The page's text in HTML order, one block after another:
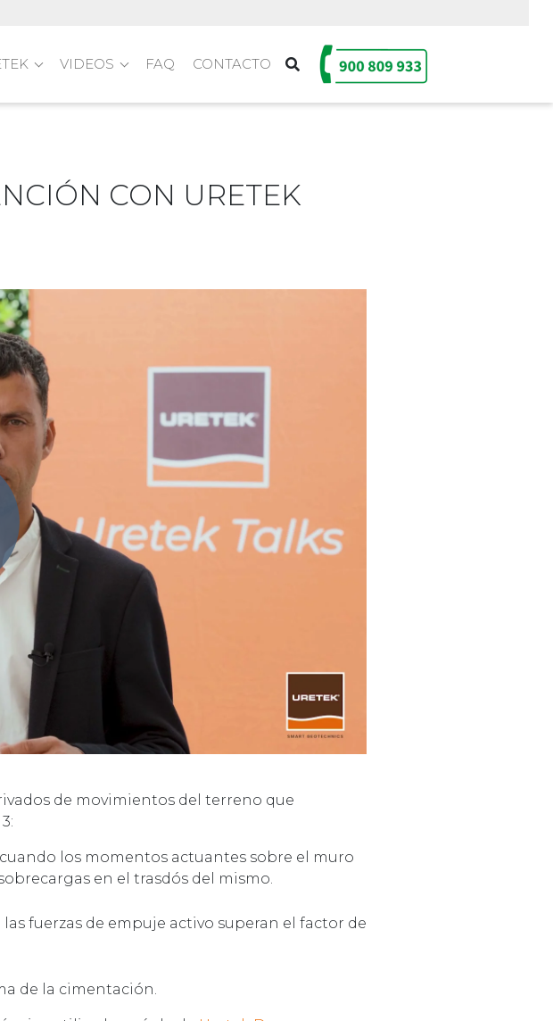
VIDEOS FAQ CONTACTO
CON URETEK
de movimientos del terreno que
cuando los momentos actuantes sobre el muro
en el trasdós del mismo.
las fuerzas de empuje activo superan el factor de
de la cimentación.